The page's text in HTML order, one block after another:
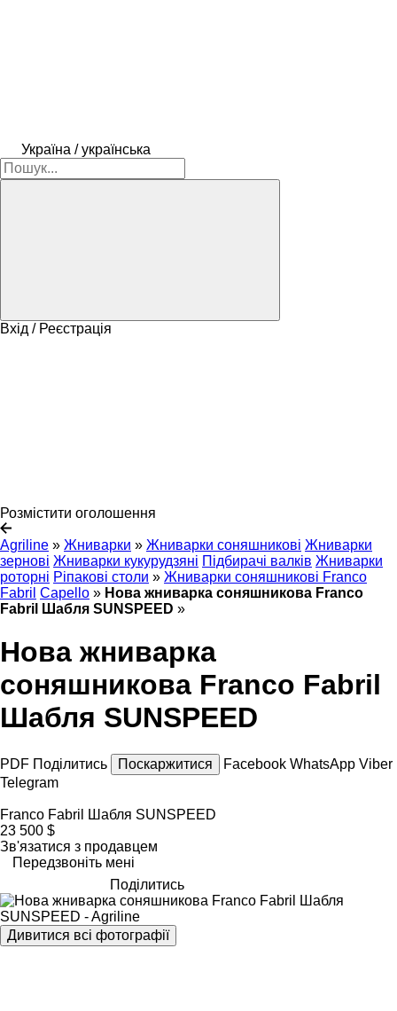
Україна / українська
Вхід / Реєстрація
Розмістити оголошення
Agriline » Жниварки » Жниварки соняшникові Жниварки
зернові Жниварки кукурудзяні Підбирачі валків Жниварки
роторні Ріпакові столи » Жниварки соняшникові Franco
Fabril Capello » Нова жниварка соняшникова Franco
Fabril Шабля SUNSPEED »
Нова жниварка
соняшникова Franco Fabril
Шабля SUNSPEED
PDF Поділитись Поскаржитися Facebook WhatsApp Viber
Telegram
Franco Fabril Шабля SUNSPEED
23 500 $
Зв'язатися з продавцем
Передзвоніть мені
Поділитись
Дивитися всі фотографії